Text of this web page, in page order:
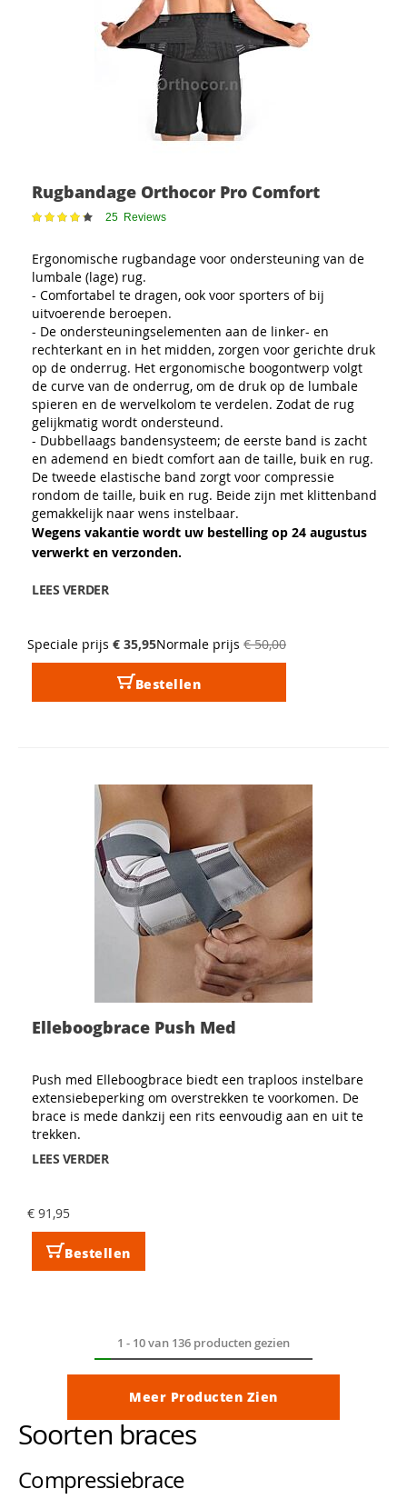
Rugbandage Orthocor Pro Comfort
Waardering:25 Reviews
Ergonomische rugbandage voor ondersteuning van de
lumbale (lage) rug.
- Comfortabel te dragen, ook voor sporters of bij
uitvoerende beroepen.
- De ondersteuningselementen aan de linker- en
rechterkant en in het midden, zorgen voor gerichte druk
op de onderrug. Het ergonomische boogontwerp volgt
de curve van de onderrug, om de druk op de lumbale
spieren en de wervelkolom te verdelen. Zodat de rug
gelijkmatig wordt ondersteund.
- Dubbellaags bandensysteem; de eerste band is zacht
en ademend en biedt comfort aan de taille, buik en rug.
De tweede elastische band zorgt voor compressie
rondom de taille, buik en rug. Beide zijn met klittenband
gemakkelijk naar wens instelbaar.
Wegens vakantie wordt uw bestelling op 24 augustus
verwerkt en verzonden.
LEES VERDER
Speciale prijs € 35,95Normale prijs € 50,00
Bestellen
Elleboogbrace Push Med
Push med Elleboogbrace biedt een traploos instelbare
extensiebeperking om overstrekken te voorkomen. De
brace is mede dankzij een rits eenvoudig aan en uit te
trekken.
LEES VERDER
€ 91,95
Bestellen
1 - 10van 136 producten gezien
Meer Producten Zien
Soorten braces
Compressiebrace